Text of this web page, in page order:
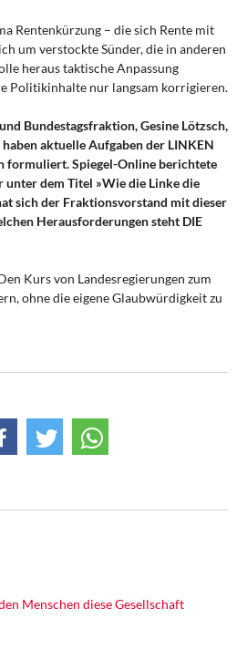
Rentenkürzung – die sich Rente mit
um verstockte Sünder, die in anderen
heraus taktische Anpassung
Politikinhalte nur langsam korrigieren.
Bundestagsfraktion, Gesine Lötzsch,
aktuelle Aufgaben der LINKEN
formuliert. Spiegel-Online berichtete
unter dem Titel »Wie die Linke die
sich der Fraktionsvorstand mit dieser
Herausforderungen steht DIE
Kurs von Landesregierungen zum
ohne die eigene Glaubwürdigkeit zu
Menschen diese Gesellschaft